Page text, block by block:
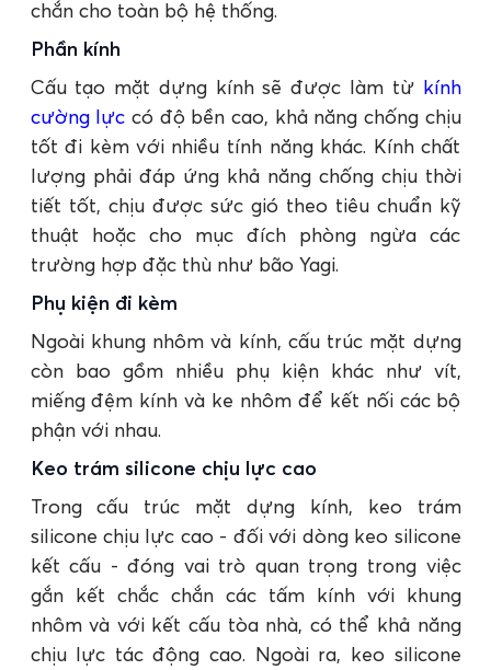
chắn cho toàn bộ hệ thống.
Phần kính
Cấu tạo mặt dựng kính sẽ được làm từ kính
cường lực có độ bền cao, khả năng chống chịu
tốt đi kèm với nhiều tính năng khác. Kính chất
lượng phải đáp ứng khả năng chống chịu thời
tiết tốt, chịu được sức gió theo tiêu chuẩn kỹ
thuật hoặc cho mục đích phòng ngừa các
trường hợp đặc thù như bão Yagi.
Phụ kiện đi kèm
Ngoài khung nhôm và kính, cấu trúc mặt dựng
còn bao gồm nhiều phụ kiện khác như vít,
miếng đệm kính và ke nhôm để kết nối các bộ
phận với nhau.
Keo trám silicone chịu lực cao
Trong cấu trúc mặt dựng kính, keo trám
silicone chịu lực cao - đối với dòng keo silicone
kết cấu - đóng vai trò quan trọng trong việc
gắn kết chắc chắn các tấm kính với khung
nhôm và với kết cấu tòa nhà, có thể khả năng
chịu lực tác động cao. Ngoài ra, keo silicone